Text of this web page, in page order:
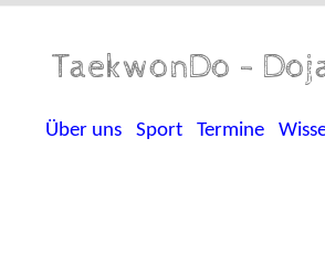
TaekwonDo -
Über uns Sport Termine